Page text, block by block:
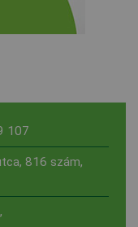
107
816 szám,
,